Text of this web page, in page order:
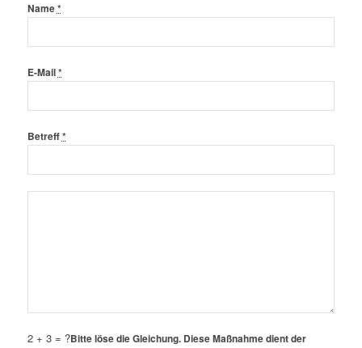
Name*
E-Mail*
Betreff*
2 + 3 = ?Bitte löse die Gleichung. Diese Maßnahme dient der